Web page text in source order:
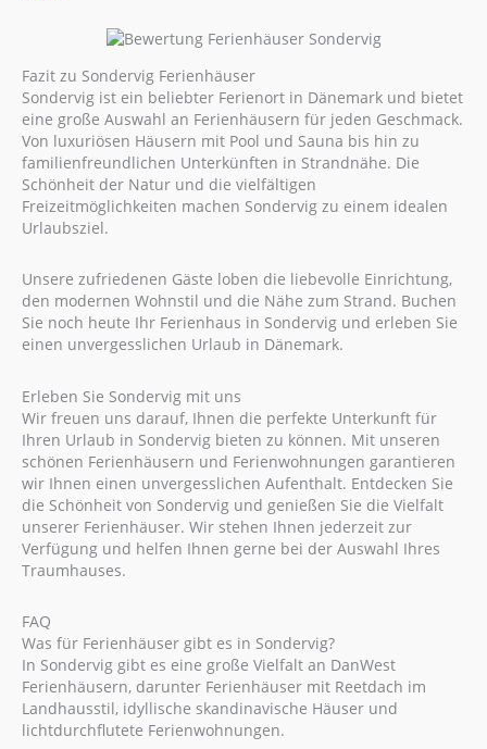
Fazit zu Sondervig Ferienhäuser
Sondervig ist ein beliebter Ferienort in Dänemark und bietet
eine große Auswahl an Ferienhäusern für jeden Geschmack.
Von luxuriösen Häusern mit Pool und Sauna bis hin zu
familienfreundlichen Unterkünften in Strandnähe. Die
Schönheit der Natur und die vielfältigen
Freizeitmöglichkeiten machen Sondervig zu einem idealen
Urlaubsziel.
Unsere zufriedenen Gäste loben die liebevolle Einrichtung,
den modernen Wohnstil und die Nähe zum Strand. Buchen
Sie noch heute Ihr Ferienhaus in Sondervig und erleben Sie
einen unvergesslichen Urlaub in Dänemark.
Erleben Sie Sondervig mit uns
Wir freuen uns darauf, Ihnen die perfekte Unterkunft für
Ihren Urlaub in Sondervig bieten zu können. Mit unseren
schönen Ferienhäusern und Ferienwohnungen garantieren
wir Ihnen einen unvergesslichen Aufenthalt. Entdecken Sie
die Schönheit von Sondervig und genießen Sie die Vielfalt
unserer Ferienhäuser. Wir stehen Ihnen jederzeit zur
Verfügung und helfen Ihnen gerne bei der Auswahl Ihres
Traumhauses.
FAQ
Was für Ferienhäuser gibt es in Sondervig?
In Sondervig gibt es eine große Vielfalt an DanWest
Ferienhäusern, darunter Ferienhäuser mit Reetdach im
Landhausstil, idyllische skandinavische Häuser und
lichtdurchflutete Ferienwohnungen.